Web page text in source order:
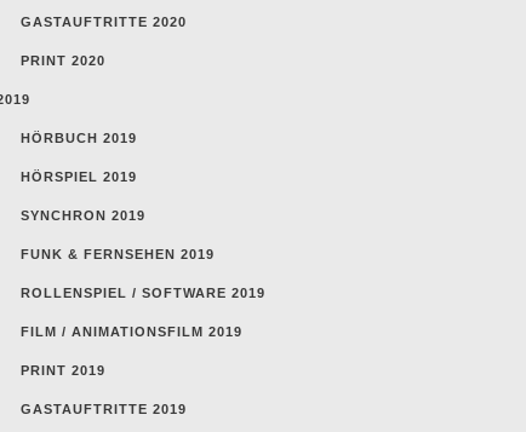
GASTAUFTRITTE 2020
PRINT 2020
HÖRBUCH 2019
HÖRSPIEL 2019
SYNCHRON 2019
FUNK & FERNSEHEN 2019
ROLLENSPIEL / SOFTWARE 2019
FILM / ANIMATIONSFILM 2019
PRINT 2019
GASTAUFTRITTE 2019